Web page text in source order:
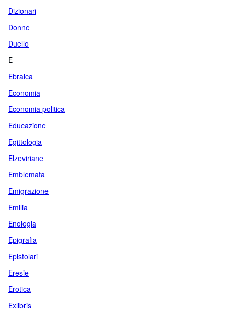
Dizionari
Donne
Duello
E
Ebraica
Economia
Economia politica
Educazione
Egittologia
Elzeviriane
Emblemata
Emigrazione
Emilia
Enologia
Epigrafia
Epistolari
Eresie
Erotica
Exlibris